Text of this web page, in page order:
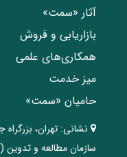
آثار «سمت»
بازاریابی و فروش
همکاری‌های علمی
میز خدمت
حامیان «سمت»
نشانی: تهران،
سازمان مطالعه و